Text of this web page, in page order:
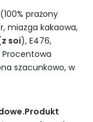
prażony
miazga kakaowa,
z soi), E476,
szacunkowo, w